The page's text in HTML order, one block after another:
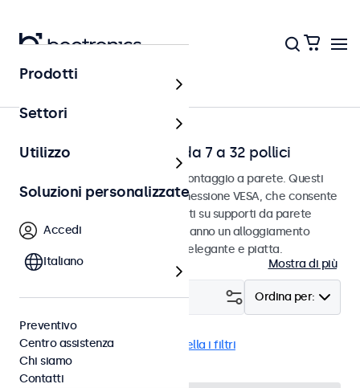
Home
Touchscreen da parete da 7 a 32 pollici
Touchscreen progettati per il montaggio a parete. Questi
touchscreen sono dotati di connessione VESA, che consente
loro di essere facilmente montati su supporti da parete
universali VESA. I touch screen hanno un alloggiamento
sottile che fornisce una finitura elegante e piatta.
Mostra di più
Ordina per:
Filtro (21)
Parete Dimmerabile Cancella i filtri
Prodotti
Settori
Utilizzo
Soluzioni personalizzate
Accedi
Italiano
Preventivo
Centro assistenza
Chi siamo
Contatti